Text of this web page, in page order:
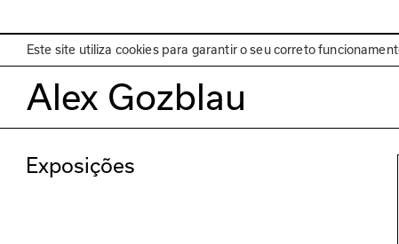
EN Programa
Este site utiliza cookies para garantir o seu correto
Alex Gozblau
Exposições